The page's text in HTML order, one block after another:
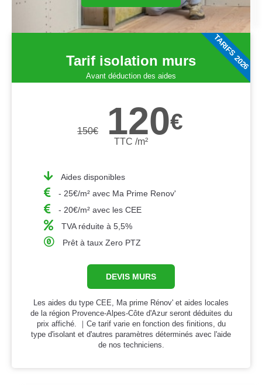
Tarif isolation murs
Avant déduction des aides
150€ 120€
TTC /m²
Aides disponibles
- 25€/m² avec Ma Prime Renov'
- 20€/m² avec les CEE
TVA réduite à 5,5%
Prêt à taux Zero PTZ
DEVIS MURS
Les aides du type CEE, Ma prime Rénov' et aides locales
de la région Provence-Alpes-Côte d'Azur seront déduites du
prix affiché. ｜Ce tarif varie en fonction des finitions, du
type d'isolant et d'autres paramètres déterminés avec l'aide
de nos techniciens.
TARIFS 2026